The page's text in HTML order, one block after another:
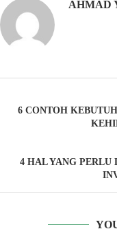
AHMAD
6 CONTOH
4 HAL YANG